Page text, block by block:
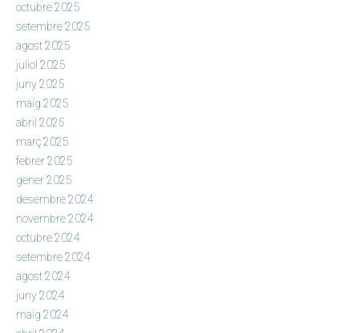
octubre 2025
setembre 2025
agost 2025
juliol 2025
juny 2025
maig 2025
abril 2025
març 2025
febrer 2025
gener 2025
desembre 2024
novembre 2024
octubre 2024
setembre 2024
agost 2024
juny 2024
maig 2024